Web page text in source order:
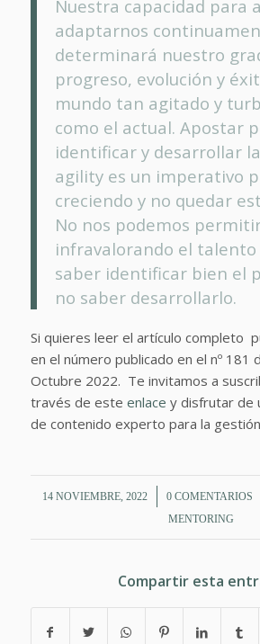
Nuestra capacidad para
adaptarnos
determinará nuestro
progreso, evolución y
mundo tan agitado y
como el actual. Apostar
identificar y desarrollar
agility es un imperativo
creciendo y no quedar
No nos podemos
infravalorando el
saber identificar bien el
no saber desarrollarlo.
Si quieres leer el artículo completo
en el número publicado en el nº 181
Octubre 2022. Te invitamos a
través de este enlace y disfrutar de
de contenido experto para la
14 NOVIEMBRE, 2022
/ 0 COMENTARIOS
/
MENTORING
Compartir esta